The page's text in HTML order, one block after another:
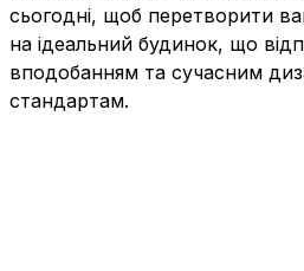
сьогодні, щоб перетворити
на ідеальний будинок, що
вподобанням та сучасним
стандартам.